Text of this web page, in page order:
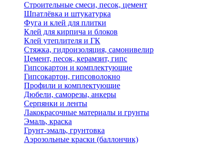
Строительные смеси, песок, цемент
Шпатлёвка и штукатурка
Фуга и клей для плитки
Клей для кирпича и блоков
Клей утеплителя и ГК
Стяжка, гидроизоляция, самонивелир
Цемент, песок, керамзит, гипс
Гипсокартон и комплектующие
Гипсокартон, гипсоволокно
Профили и комплектующие
Дюбели, саморезы, анкеры
Серпянки и ленты
Лакокрасочные материалы и грунты
Эмаль, краска
Грунт-эмаль, грунтовка
Аэрозольные краски (баллончик)